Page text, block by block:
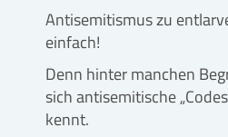
Antisemitismus zu
einfach!
Denn hinter manchen
sich antisemitische
kennt.